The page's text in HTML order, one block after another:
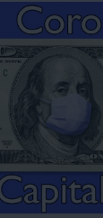
resolverem
pelo novo
do
interno